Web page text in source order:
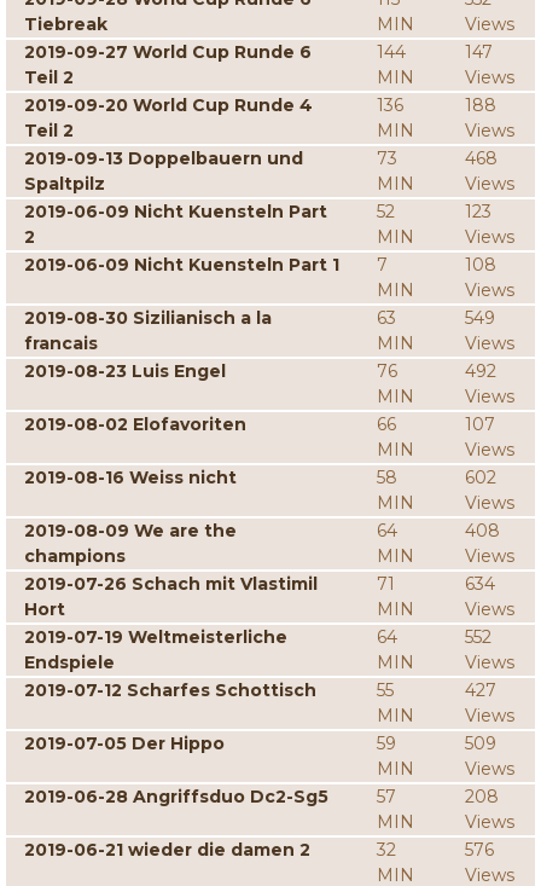
Tiebreak
MIN
Views
2019-09-27 World Cup Runde 6
Teil 2
144
MIN
147
Views
2019-09-20 World Cup Runde 4
Teil 2
136
MIN
188
Views
2019-09-13 Doppelbauern und
Spaltpilz
73
MIN
468
Views
2019-06-09 Nicht Kuensteln Part
2
52
MIN
123
Views
2019-06-09 Nicht Kuensteln Part 1
7
MIN
108
Views
2019-08-30 Sizilianisch a la
francais
63
MIN
549
Views
2019-08-23 Luis Engel
76
MIN
492
Views
2019-08-02 Elofavoriten
66
MIN
107
Views
2019-08-16 Weiss nicht
58
MIN
602
Views
2019-08-09 We are the
champions
64
MIN
408
Views
2019-07-26 Schach mit Vlastimil
Hort
71
MIN
634
Views
2019-07-19 Weltmeisterliche
Endspiele
64
MIN
552
Views
2019-07-12 Scharfes Schottisch
55
MIN
427
Views
2019-07-05 Der Hippo
59
MIN
509
Views
2019-06-28 Angriffsduo Dc2-Sg5
57
MIN
208
Views
2019-06-21 wieder die damen 2
32
MIN
576
Views